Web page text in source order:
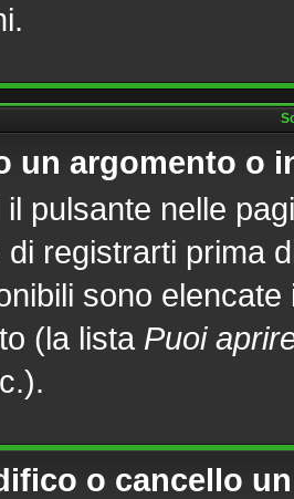
un argomento o
pulsante nelle
registrarti prima
sono
(la lista Puoi
o cancello